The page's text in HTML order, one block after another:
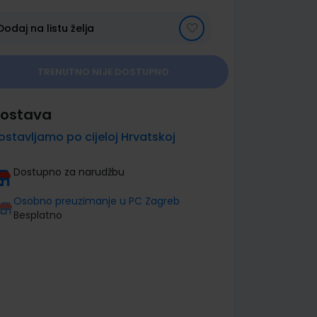
na listu želja
po cijeloj Hrvatskoj
Dostupno za narudžbu
Osobno preuzimanje u PC Zagreb
Besplatno